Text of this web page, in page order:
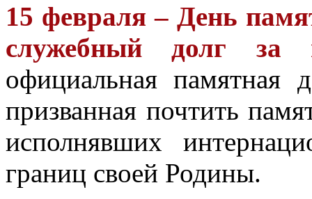
15 февраля – День
служебный долг за
официальная памятная
призванная почтить
исполнявших
границ своей Родины.